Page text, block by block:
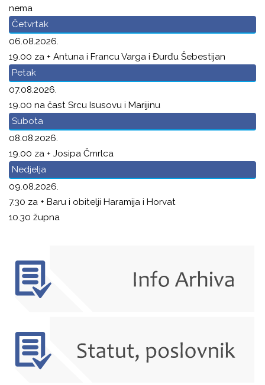
nema
Četvrtak
06.08.2026.
19.00 za + Antuna i Francu Varga i Đurđu Šebestijan
Petak
07.08.2026.
19.00 na čast Srcu Isusovu i Marijinu
Subota
08.08.2026.
19.00 za + Josipa Čmrlca
Nedjelja
09.08.2026.
7.30 za + Baru i obitelji Haramija i Horvat
10.30 župna